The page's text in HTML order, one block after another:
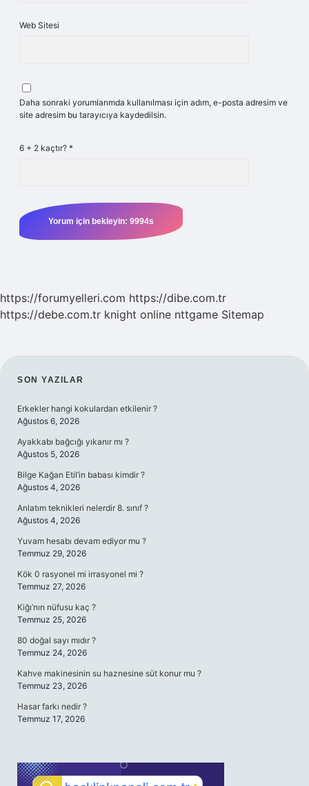
Web Sitesi
Daha sonraki yorumlarımda kullanılması için adım, e-posta adresim ve
site adresim bu tarayıcıya kaydedilsin.
6 + 2 kaçtır? *
https://forumyelleri.com https://dibe.com.tr
https://debe.com.tr knight online nttgame Sitemap
SIDEBAR
SON YAZILAR
Erkekler hangi kokulardan etkilenir ?
Ağustos 6, 2026
Ayakkabı bağcığı yıkanır mı ?
Ağustos 5, 2026
Bilge Kağan Etil’in babası kimdir ?
Ağustos 4, 2026
Anlatım teknikleri nelerdir 8. sınıf ?
Ağustos 4, 2026
Yuvam hesabı devam ediyor mu ?
Temmuz 29, 2026
Kök 0 rasyonel mi irrasyonel mi ?
Temmuz 27, 2026
Kiğı’nın nüfusu kaç ?
Temmuz 25, 2026
80 doğal sayı mıdır ?
Temmuz 24, 2026
Kahve makinesinin su haznesine süt konur mu ?
Temmuz 23, 2026
Hasar farkı nedir ?
Temmuz 17, 2026